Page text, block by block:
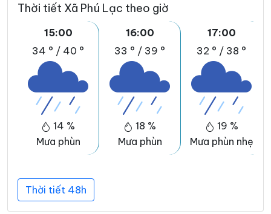
Thời tiết Xã Phú Lạc theo giờ
15:00
34 ° / 40 °
14 %
Mưa phùn
16:00
33 ° / 39 °
18 %
Mưa phùn
17:00
32 ° / 38 °
19 %
Mưa phùn nhẹ
Thời tiết 48h